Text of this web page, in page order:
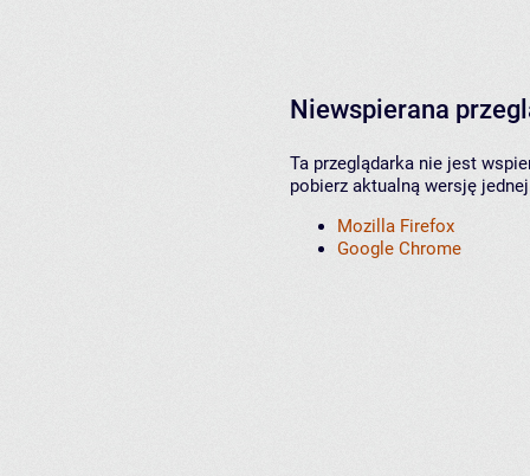
Niewspierana
Ta przeglądarka nie jest
pobierz aktualną wersję
Mozilla Firefox
Google Chrome